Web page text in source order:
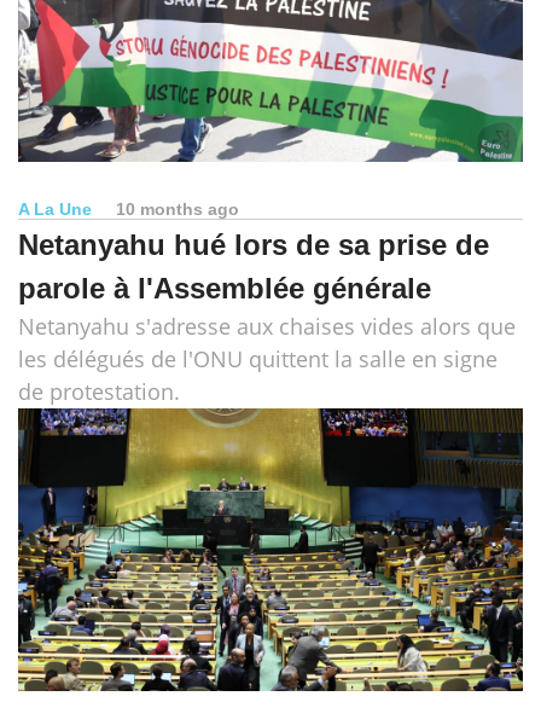
A La Une 10 months ago
Netanyahu hué lors de sa prise de
parole à l'Assemblée générale
Netanyahu s'adresse aux chaises vides alors que
les délégués de l'ONU quittent la salle en signe
de protestation.